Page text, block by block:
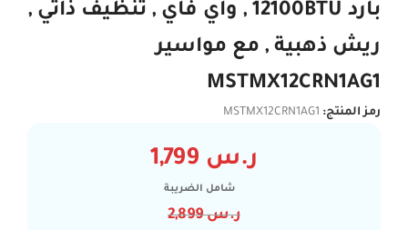
بارد 12100BTU , واي فاي , تنظيف ذاتي ,
ريش ذهبية , مع مواسير
MSTMX12CRN1AG1
رمز المنتج: MSTMX12CRN1AG1
ر.س
شامل الضريبة
ر.س2,899